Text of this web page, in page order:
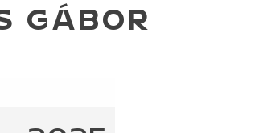
GÁBOR